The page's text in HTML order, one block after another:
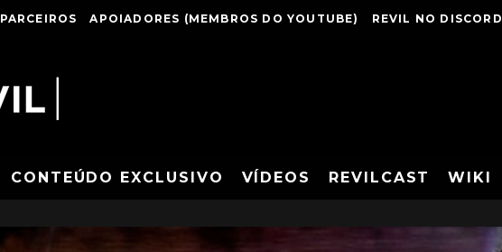
PARCEIROS APOIADORES (MEMBROS DO YOUTUBE) REVIL NO DISCORD
CONTEÚDO EXCLUSIVO VÍDEOS REVILCAST WIKI